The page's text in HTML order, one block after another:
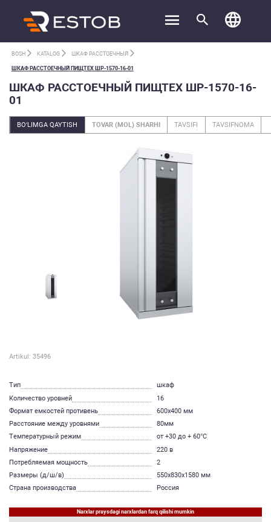
BOSH KATALOG ШКАФ РАССТОЕЧНЫЙ
ШКАФ РАССТОЕЧНЫЙ ПИЩТЕХ ШР-1570-16-01
ШКАФ РАССТОЕЧНЫЙ ПИЩТЕХ ШР-1570-16-
01
BO‘LIMGA QAYTISH TOVAR (MOL) SHARHI TAVSIFI TAVSIFNOMA
Artikul: 35496
Тип
шкаф
Количество уровней
16
Формат емкостей противень
600х400 мм
Расстояние между уровнями
80мм
Температурный режим
от +30 до + 60°С
Напряжение
220 в
Потребляемая мощность
2
Размеры (д/ш/в)
550х830х1580 мм
Страна производства
Россия
Narxlar praysdagi narxlardan farq qilishi mumkin